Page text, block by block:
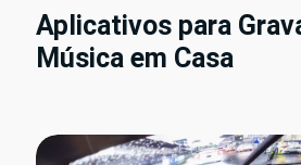
Aplicativos para
Música em Casa